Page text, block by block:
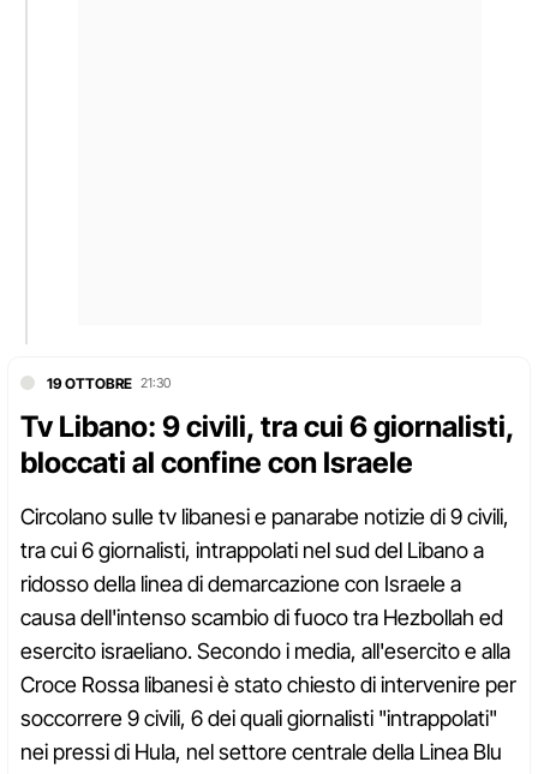
19 OTTOBRE 21:30
Tv Libano: 9 civili, tra cui 6 giornalisti,
bloccati al confine con Israele
Circolano sulle tv libanesi e panarabe notizie di 9 civili,
tra cui 6 giornalisti, intrappolati nel sud del Libano a
ridosso della linea di demarcazione con Israele a
causa dell'intenso scambio di fuoco tra Hezbollah ed
esercito israeliano. Secondo i media, all'esercito e alla
Croce Rossa libanesi è stato chiesto di intervenire per
soccorrere 9 civili, 6 dei quali giornalisti "intrappolati"
nei pressi di Hula, nel settore centrale della Linea Blu